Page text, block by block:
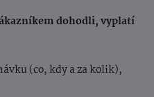
dohodli, vyplatí
(co, kdy a za kolik),